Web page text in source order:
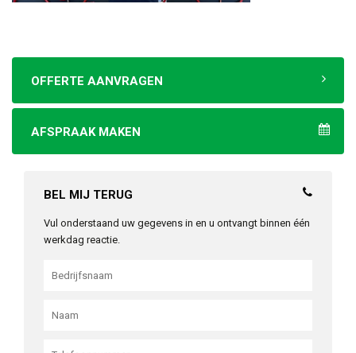
OFFERTE AANVRAGEN
AFSPRAAK MAKEN
BEL MIJ TERUG
Vul onderstaand uw gegevens in en u ontvangt binnen één
werkdag reactie.